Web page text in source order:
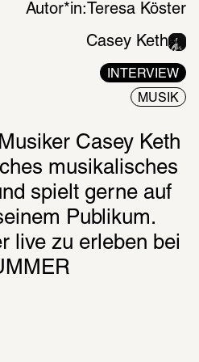
Autor*in: Teresa Köster
Casey Keth
INTERVIEW
MUSIK
Casey Keth
musikalisches
spielt gerne auf
Publikum.
live zu erleben bei